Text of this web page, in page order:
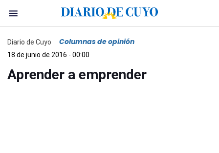
Diario de Cuyo Columnas de opinión
18 de junio de 2016 - 00:00
Aprender a emprender